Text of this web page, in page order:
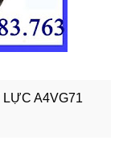
LỰC A4VG71